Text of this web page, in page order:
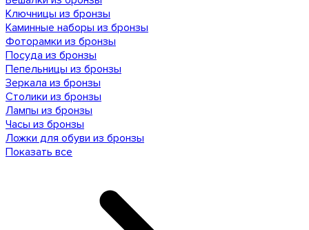
Ключницы из бронзы
Каминные наборы из бронзы
Фоторамки из бронзы
Посуда из бронзы
Пепельницы из бронзы
Зеркала из бронзы
Столики из бронзы
Лампы из бронзы
Часы из бронзы
Ложки для обуви из бронзы
Показать все